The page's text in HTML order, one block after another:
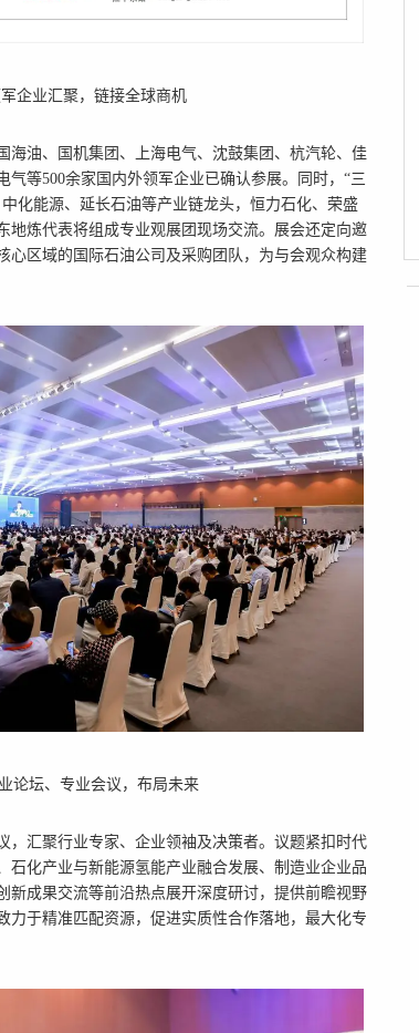
企业汇聚，链接全球商机
海油、国机集团、上海电气、沈鼓集团、杭汽轮、佳
等500余家国内外领军企业已确认参展。同时，“三
化能源、延长石油等产业链龙头，恒力石化、荣盛
地炼代表将组成专业观展团现场交流。展会还定向邀
心区域的国际石油公司及采购团队，为与会观众构建
论坛、专业会议，布局未来
，汇聚行业专家、企业领袖及决策者。议题紧扣时代
石化产业与新能源氢能产业融合发展、制造业企业品
新成果交流等前沿热点展开深度研讨，提供前瞻视野
力于精准匹配资源，促进实质性合作落地，最大化专